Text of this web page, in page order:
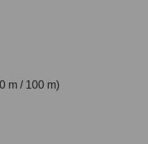
m / 100 m)